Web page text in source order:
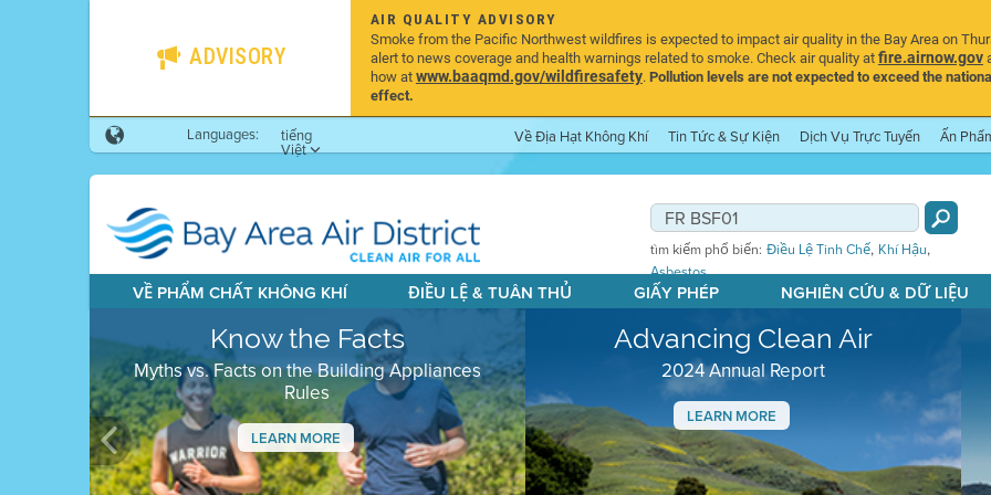
ADVISORY
AIR QUALITY ADVISORY
Smoke from the Pacific Northwest wildfires is expected to impact air quality in the Bay Area on
alert to news coverage and health warnings related to smoke. Check air quality atfire.airnow.gov
how atwww.baaqmd.gov/wildfiresafety.Pollution levels are not expected to exceed the
effect.
Languages: tiếng
Việt
Về Địa Hạt Không Khí Tin Tức & Sự Kiện Dịch Vụ Trực Tuyến Ấn
tìm kiếm phổ biến: Điều Lệ Tinh Chế, Khí Hậu,
Asbestos
VỀ PHẨM CHẤT KHÔNG KHÍ ĐIỀU LỆ & TUÂN THỦ GIẤY PHÉP NGHIÊN CỨU & DỮ LIỆU
Know the Facts
Myths vs. Facts on the Building Appliances
Rules
LEARN MORE
Advancing Clean Air
2024 Annual Report
LEARN MORE
Previous